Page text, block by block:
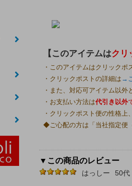
【このアイテムはクリ
・このアイテムはクリックポ
・クリックポストの詳細は →
・また、対応可アイテム以外
・お支払い方法は代引き以外
・クリックポスト便の性格上
◆ご心配の方は「当社指定便
▼この商品のレビュー
はっしー 50代